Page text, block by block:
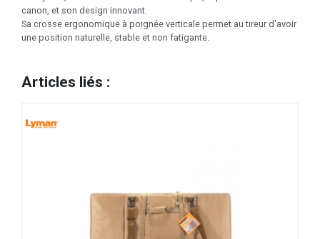
canon, et son design innovant.
Sa crosse ergonomique à poignée verticale permet au tireur d'avoir
une position naturelle, stable et non fatigante.
Articles liés :